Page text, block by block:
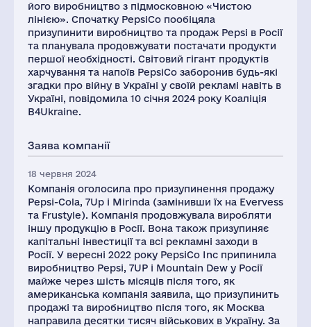
його виробництво з підмосковною «Чистою
лінією». Спочатку PepsiCo пообіцяла
призупинити виробництво та продаж Pepsi в Росії
та планувала продовжувати постачати продукти
першої необхідності. Світовий гігант продуктів
харчування та напоїв PepsiCo заборонив будь-які
згадки про війну в Україні у своїй рекламі навіть в
Україні, повідомила 10 січня 2024 року Коаліція
B4Ukraine.
Заява компанії
18 червня 2024
Компанія оголосила про призупинення продажу
Pepsi-Cola, 7Up і Mirinda (замінивши їх на Evervess
та Frustyle). Компанія продовжувала виробляти
іншу продукцію в Росії. Вона також призупиняє
капітальні інвестиції та всі рекламні заходи в
Росії. У вересні 2022 року PepsiCo Inc припинила
виробництво Pepsi, 7UP і Mountain Dew у Росії
майже через шість місяців після того, як
американська компанія заявила, що призупинить
продажі та виробництво після того, як Москва
направила десятки тисяч військових в Україну. За